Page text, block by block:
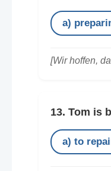
a)
[Wir hoffen,
13. Tom is
a) to